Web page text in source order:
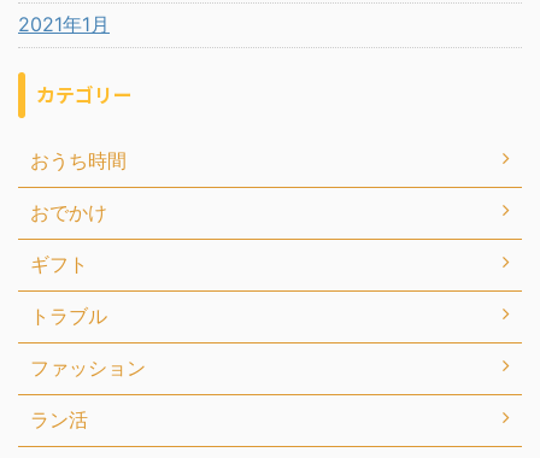
2021年1月
カテゴリー
おうち時間
おでかけ
ギフト
トラブル
ファッション
ラン活